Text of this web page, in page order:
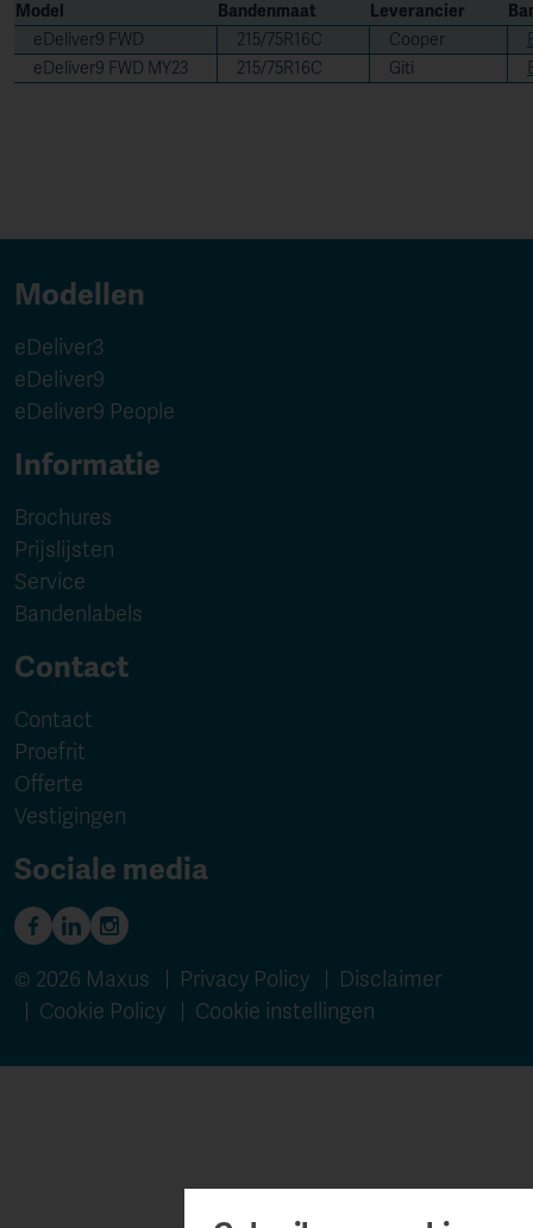
Model Bandenmaat Leverancier
eDeliver9 FWD
215/75R16C Cooper
eDeliver9 FWD MY23
215/75R16C Giti
Modellen
eDeliver3
eDeliver9
eDeliver9 People
Informatie
Brochures
Prijslijsten
Service
Bandenlabels
Contact
Contact
Proefrit
Offerte
Vestigingen
Sociale media
© 2026 Maxus | Privacy Policy
Disclaimer
Cookie Policy Cookie instellingen